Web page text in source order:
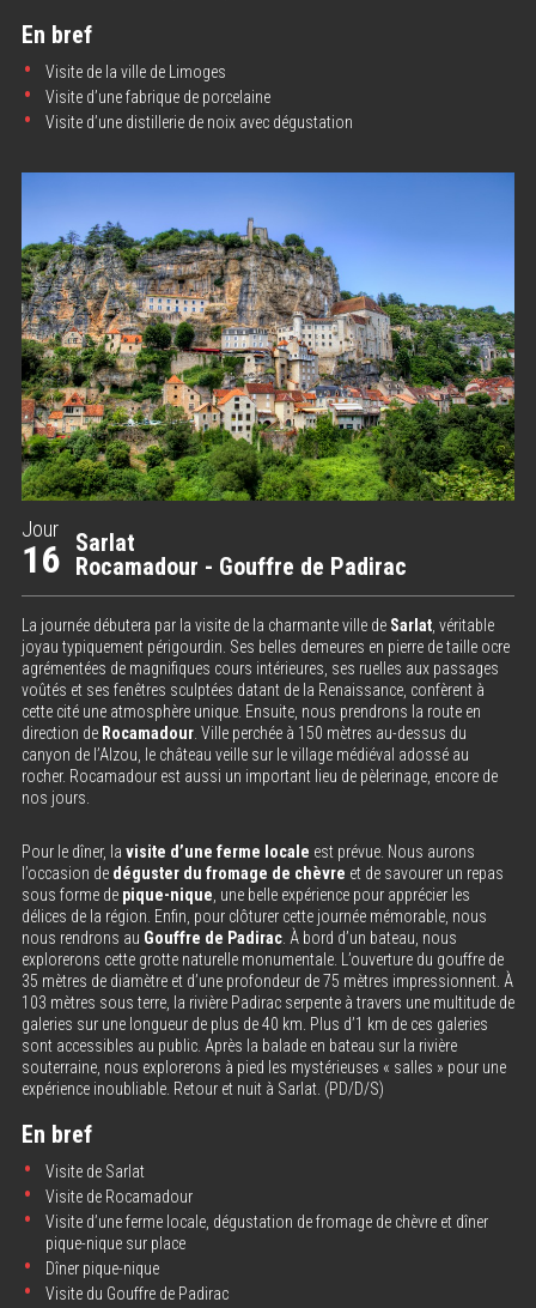
En bref
Visite de la ville de Limoges
Visite d’une fabrique de porcelaine
Visite d’une distillerie de noix avec dégustation
Jour
16 Sarlat
Rocamadour - Gouffre de Padirac
La journée débutera par la visite de la charmante ville de Sarlat , véritable
joyau typiquement périgourdin. Ses belles demeures en pierre de taille ocre
agrémentées de magnifiques cours intérieures, ses ruelles aux passages
voûtés et ses fenêtres sculptées datant de la Renaissance, confèrent à
cette cité une atmosphère unique. Ensuite, nous prendrons la route en
direction de Rocamadour . Ville perchée à 150 mètres au-dessus du
canyon de l’Alzou, le château veille sur le village médiéval adossé au
rocher. Rocamadour est aussi un important lieu de pèlerinage, encore de
nos jours.
Pour le dîner, la visite d’une ferme locale est prévue. Nous aurons
l’occasion de déguster du fromage de chèvre et de savourer un repas
sous forme de pique-nique , une belle expérience pour apprécier les
délices de la région. Enfin, pour clôturer cette journée mémorable, nous
nous rendrons au Gouffre de Padirac . À bord d’un bateau, nous
explorerons cette grotte naturelle monumentale. L’ouverture du gouffre de
35 mètres de diamètre et d’une profondeur de 75 mètres impressionnent. À
103 mètres sous terre, la rivière Padirac serpente à travers une multitude de
galeries sur une longueur de plus de 40 km. Plus d’1 km de ces galeries
sont accessibles au public. Après la balade en bateau sur la rivière
souterraine, nous explorerons à pied les mystérieuses « salles » pour une
expérience inoubliable. Retour et nuit à Sarlat. (PD/D/S)
En bref
Visite de Sarlat
Visite de Rocamadour
Visite d’une ferme locale, dégustation de fromage de chèvre et dîner
pique-nique sur place
Dîner pique-nique
Visite du Gouffre de Padirac